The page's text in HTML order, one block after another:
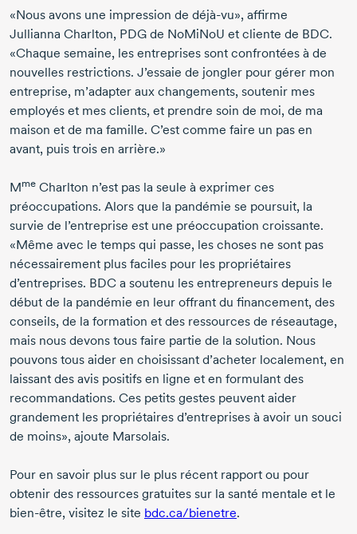
«Nous avons une impression de déjà-vu», affirme
Jullianna Charlton, PDG de NoMiNoU et cliente de BDC.
«Chaque semaine, les entreprises sont confrontées à de
nouvelles restrictions. J’essaie de jongler pour gérer mon
entreprise, m’adapter aux changements, soutenir mes
employés et mes clients, et prendre soin de moi, de ma
maison et de ma famille. C’est comme faire un pas en
avant, puis trois en arrière.»
Mme Charlton n’est pas la seule à exprimer ces
préoccupations. Alors que la pandémie se poursuit, la
survie de l’entreprise est une préoccupation croissante.
«Même avec le temps qui passe, les choses ne sont pas
nécessairement plus faciles pour les propriétaires
d’entreprises. BDC a soutenu les entrepreneurs depuis le
début de la pandémie en leur offrant du financement, des
conseils, de la formation et des ressources de réseautage,
mais nous devons tous faire partie de la solution. Nous
pouvons tous aider en choisissant d’acheter localement, en
laissant des avis positifs en ligne et en formulant des
recommandations. Ces petits gestes peuvent aider
grandement les propriétaires d’entreprises à avoir un souci
de moins», ajoute Marsolais.
Pour en savoir plus sur le plus récent rapport ou pour
obtenir des ressources gratuites sur la santé mentale et le
bien-être, visitez le site bdc.ca/bienetre.